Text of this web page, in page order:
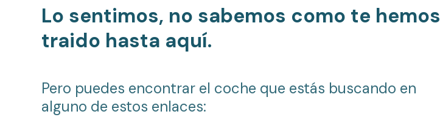
Lo sentimos, no sabemos como te hemos
traido hasta aquí.
Pero puedes encontrar el coche que estás buscando en
alguno de estos enlaces: